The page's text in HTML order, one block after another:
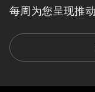
每周为您呈现推